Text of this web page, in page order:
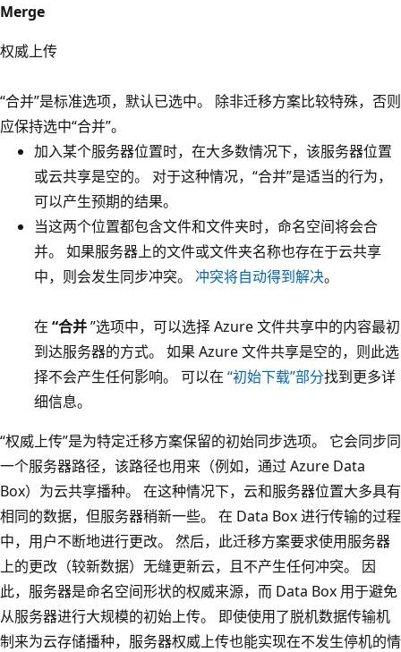
Merge
权威上传
“合并”是标准选项，默认已选中。 除非迁移方案比较特殊，否则
应保持选中“合并”。
加入某个服务器位置时，在大多数情况下，该服务器位置
或云共享是空的。 对于这种情况，“合并”是适当的行为，
可以产生预期的结果。
当这两个位置都包含文件和文件夹时，命名空间将会合
并。 如果服务器上的文件或文件夹名称也存在于云共享
中，则会发生同步冲突。 冲突将自动得到解决。
在 “合并”选项中，可以选择 Azure 文件共享中的内容最初
到达服务器的方式。 如果 Azure 文件共享是空的，则此选
择不会产生任何影响。 可以在 “初始下载”部分找到更多详
细信息。
“权威上传”是为特定迁移方案保留的初始同步选项。 它会同步同
一个服务器路径，该路径也用来（例如，通过 Azure Data
Box）为云共享播种。 在这种情况下，云和服务器位置大多具有
相同的数据，但服务器稍新一些。 在 Data Box 进行传输的过程
中，用户不断地进行更改。 然后，此迁移方案要求使用服务器
上的更改（较新数据）无缝更新云，且不产生任何冲突。 因
此，服务器是命名空间形状的权威来源，而 Data Box 用于避免
从服务器进行大规模的初始上传。 即使使用了脱机数据传输机
制来为云存储播种，服务器权威上传也能实现在不发生停机的情